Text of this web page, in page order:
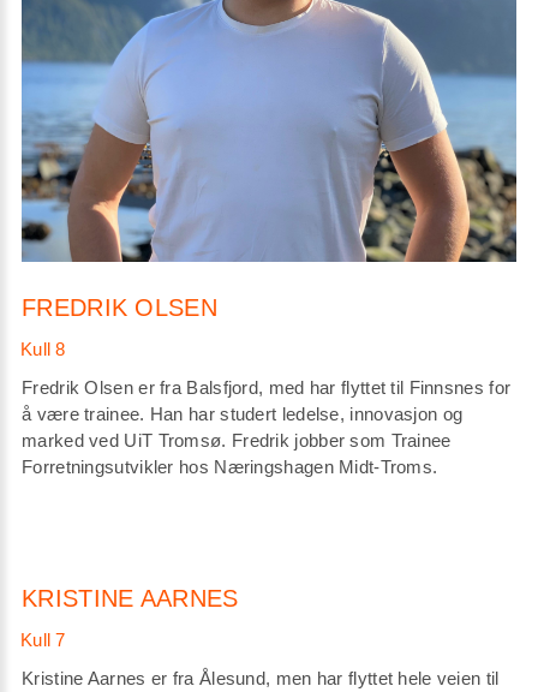
FREDRIK OLSEN
Fredrik Olsen er fra Balsfjord, med har flyttet til Finnsnes for
å være trainee. Han har studert ledelse, innovasjon og
marked ved UiT Tromsø. Fredrik jobber som Trainee
Forretningsutvikler hos Næringshagen Midt-Troms.
KRISTINE AARNES
Kristine Aarnes er fra Ålesund, men har flyttet hele veien til